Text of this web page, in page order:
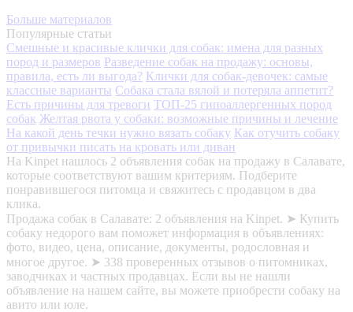
Больше материалов
Популярные статьи
Смешные и красивые клички для собак: имена для разных
пород и размеров Разведение собак на продажу: основы,
правила, есть ли выгода? Клички для собак-девочек: самые
классные варианты Собака стала вялой и потеряла аппетит?
Есть причины для тревоги ТОП-25 гипоаллергенных пород
собак Желтая рвота у собаки: возможные причины и лечение
На какой день течки нужно вязать собаку Как отучить собаку
от привычки писать на кровать или диван
На Kinpet нашлось 2 объявления собак на продажу в Салавате,
которые соответствуют вашим критериям. Подберите
понравившегося питомца и свяжитесь с продавцом в два
клика.
Продажа собак в Салавате: 2 объявления на Kinpet. ➤ Купить
собаку недорого вам поможет информация в объявлениях:
фото, видео, цена, описание, документы, родословная и
многое другое. ➤ 338 проверенных отзывов о питомниках,
заводчиках и частных продавцах. Если вы не нашли
объявление на нашем сайте, вы можете приобрести собаку на
авито или юле.